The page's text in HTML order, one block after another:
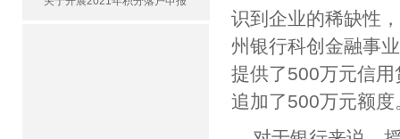
识到企业的稀缺性
州银行科创金融事
提供了500万元信
追加了500万元额